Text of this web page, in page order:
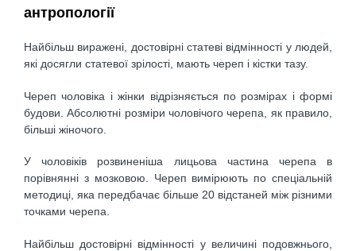
антропології
Найбільш виражені, достовірні статеві відмінності у людей,
які досягли статевої зрілості, мають череп і кістки тазу.
Череп чоловіка і жінки відрізняється по розмірах і формі
будови. Абсолютні розміри чоловічого черепа, як правило,
більші жіночого.
У чоловіків розвиненіша лицьова частина черепа в
порівнянні з мозковою. Череп вимірюють по спеціальній
методиці, яка передбачає більше 20 відстаней між різними
точками черепа.
Найбільш достовірні відмінності у величині подовжнього,